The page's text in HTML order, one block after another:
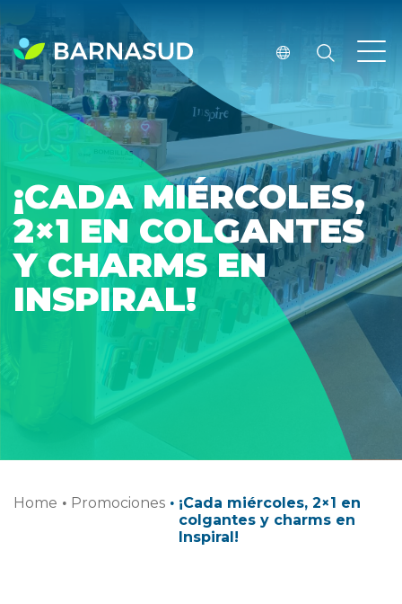
¡CADA MIÉRCOLES,
2×1 EN COLGANTES
Y CHARMS EN
INSPIRAL!
Home · Promociones · ¡Cada miércoles, 2×1 en
colgantes y charms en
Inspiral!